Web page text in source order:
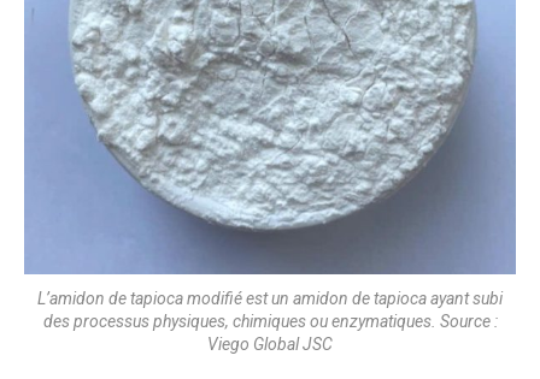
L’amidon de tapioca modifié est un amidon de tapioca ayant subi
des processus physiques, chimiques ou enzymatiques. Source :
Viego Global JSC